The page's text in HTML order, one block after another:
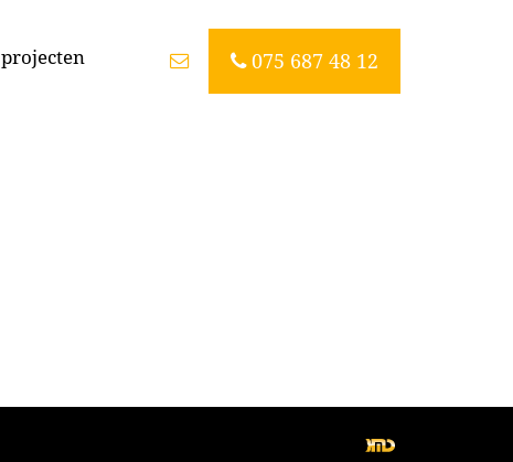
projecten 075 687 48 12